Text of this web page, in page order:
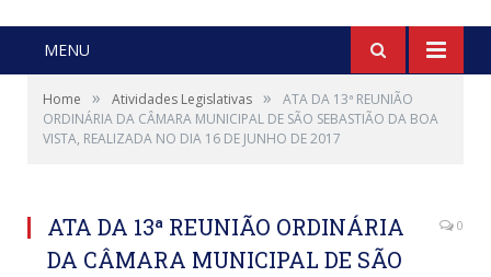
MENU
Home » Atividades Legislativas »
ATA DA 13ª REUNIÃO
ORDINÁRIA DA CÂMARA MUNICIPAL DE SÃO SEBASTIÃO DA BOA
VISTA, REALIZADA NO DIA 16 DE JUNHO DE 2017
ATA DA 13ª REUNIÃO ORDINÁRIA
DA CÂMARA MUNICIPAL DE SÃO
0